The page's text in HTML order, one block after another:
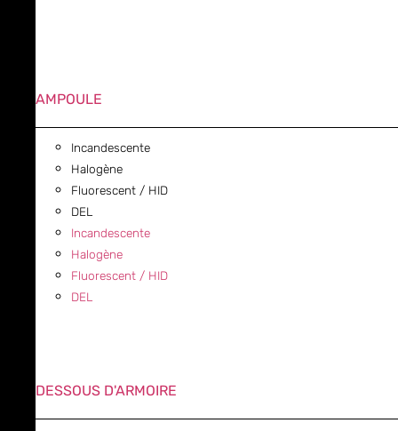
AMPOULE
Incandescente
Halogène
Fluorescent / HID
DEL
Incandescente
Halogène
Fluorescent / HID
DEL
DESSOUS D'ARMOIRE